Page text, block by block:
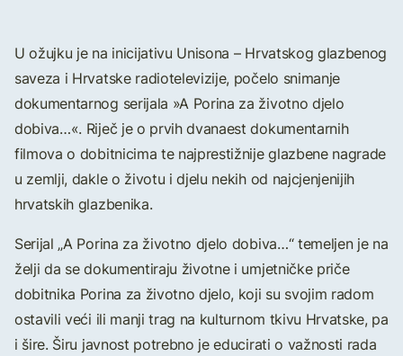
U ožujku je na inicijativu Unisona – Hrvatskog glazbenog
saveza i Hrvatske radiotelevizije, počelo snimanje
dokumentarnog serijala »A Porina za životno djelo
dobiva…«. Riječ je o prvih dvanaest dokumentarnih
filmova o dobitnicima te najprestižnije glazbene nagrade
u zemlji, dakle o životu i djelu nekih od najcjenjenijih
hrvatskih glazbenika.
Serijal „A Porina za životno djelo dobiva…“ temeljen je na
želji da se dokumentiraju životne i umjetničke priče
dobitnika Porina za životno djelo, koji su svojim radom
ostavili veći ili manji trag na kulturnom tkivu Hrvatske, pa
i šire. Širu javnost potrebno je educirati o važnosti rada